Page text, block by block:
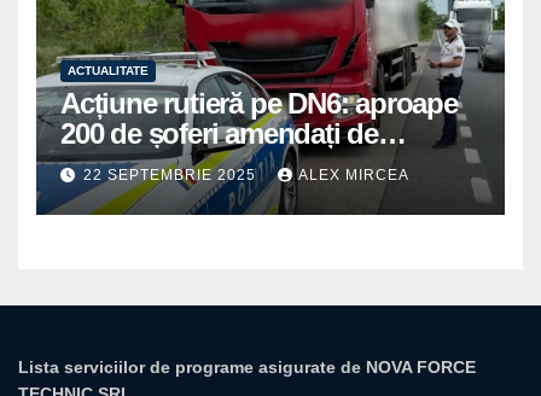
ACTUALITATE
Acțiune rutieră pe DN6: aproape
200 de șoferi amendați de
polițiștii din Mihăilești
22 SEPTEMBRIE 2025 ALEX MIRCEA
Lista serviciilor de programe asigurate de NOVA FORCE